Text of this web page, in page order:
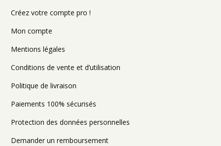
Créez votre compte pro !
Mon compte
Mentions légales
Conditions de vente et d’utilisation
Politique de livraison
Paiements 100% sécurisés
Protection des données personnelles
Demander un remboursement